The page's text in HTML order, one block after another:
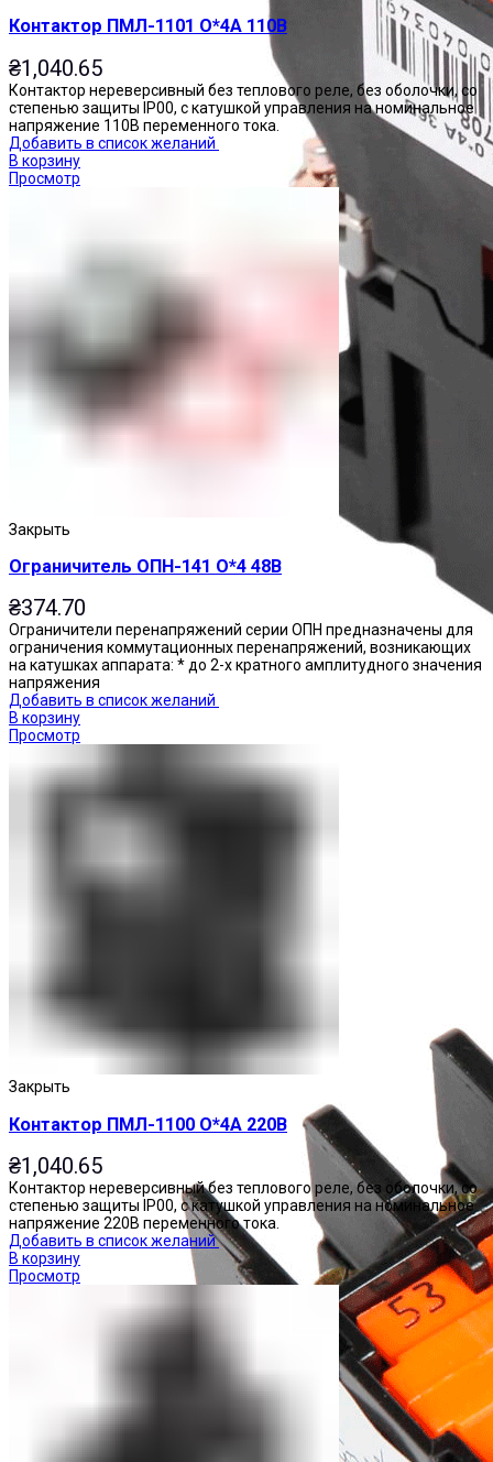
Реле промежуточные
Контактор ПМЛ-1101 О*4А 110В
₴1,040.65
Контактор нереверсивный без теплового реле, без оболочки, со
степенью защиты IP00, с катушкой управления на номинальное
напряжение 110В переменного тока.
Добавить в список желаний
В корзину
Просмотр
Закрыть
Ограничитель ОПН-141 О*4 48В
₴374.70
Ограничители перенапряжений серии ОПН предназначены для
ограничения коммутационных перенапряжений, возникающих
на катушках аппарата: * до 2-х кратного амплитудного значения
напряжения
Добавить в список желаний
В корзину
Просмотр
Закрыть
Контактор ПМЛ-1100 О*4А 220В
₴1,040.65
Контактор нереверсивный без теплового реле, без оболочки, со
степенью защиты IP00, с катушкой управления на номинальное
напряжение 220В переменного тока.
Добавить в список желаний
В корзину
Просмотр